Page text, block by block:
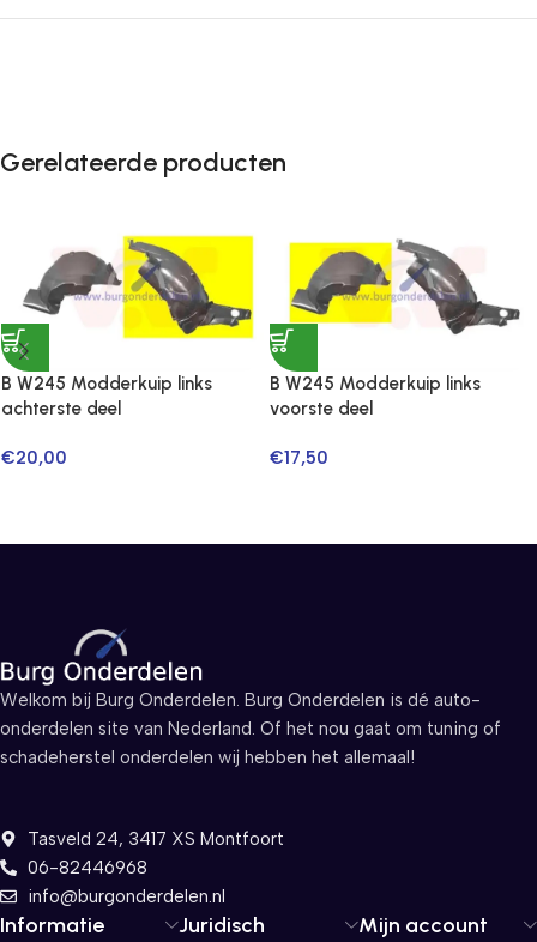
Gerelateerde producten
B W245 Modderkuip links
achterste deel
€20,00
B W245 Modderkuip links
voorste deel
€17,50
Informatie Juridisch Mijn account
Welkom bij Burg Onderdelen. Burg Onderdelen is dé auto-
onderdelen site van Nederland. Of het nou gaat om tuning of
schadeherstel onderdelen wij hebben het allemaal!
Tasveld 24, 3417 XS Montfoort
06-82446968
info@burgonderdelen.nl